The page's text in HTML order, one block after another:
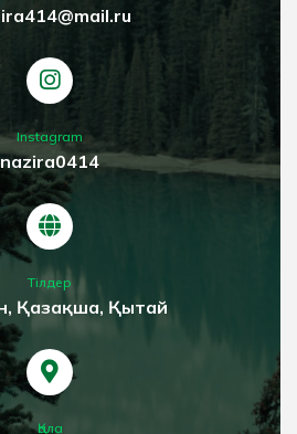
Instagram
nazira0414
Тілдер
Қазақша, Қытай
Қала